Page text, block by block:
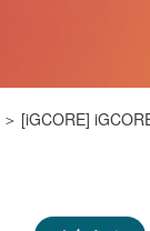
[iGCORE]